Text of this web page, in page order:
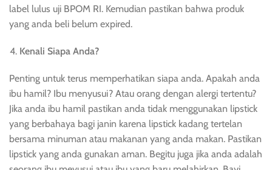
label lulus uji BPOM RI. Kemudian pastikan bahwa produk
yang anda beli belum expired.
Kenali Siapa Anda?
Penting untuk terus memperhatikan siapa anda. Apakah anda
ibu hamil? Ibu menyusui? Atau orang dengan alergi tertentu?
Jika anda ibu hamil pastikan anda tidak menggunakan lipstick
yang berbahaya bagi janin karena lipstick kadang tertelan
bersama minuman atau makanan yang anda makan. Pastikan
lipstick yang anda gunakan aman. Begitu juga jika anda adalah